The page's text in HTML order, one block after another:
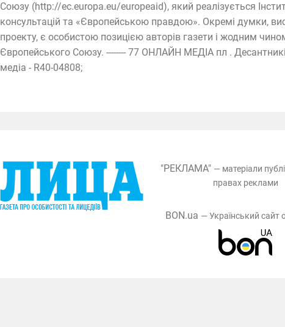
Союзу (http://ec.europa.eu/europeaid), який реалізується
консультацій та «Європейською правдою». Окремі думки,
проекту, є особистою позицією авторів газети і жодним
Європейського Союзу. -------- 77 ОНЛАЙН МЕДІА пл .
медіа - R40-04808;
"РЕКЛАМА" — матеріали
правах реклами
BON.ua — Український сайт